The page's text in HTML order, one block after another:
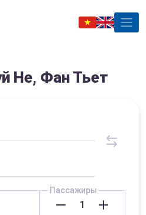
Не, Фан Тьет
Пассажиры